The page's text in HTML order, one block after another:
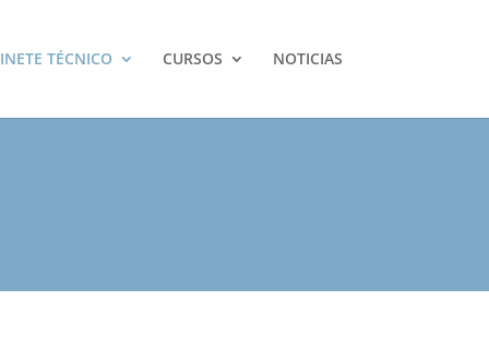
TÉCNICO CURSOS NOTICIAS